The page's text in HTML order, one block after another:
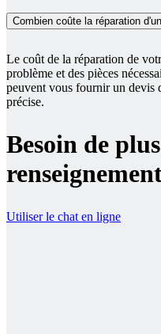
Combien coûte la réparation
Le coût de la réparation de
problème et des pièces
peuvent vous fournir un devis
précise.
Besoin de
Utiliser le chat en ligne